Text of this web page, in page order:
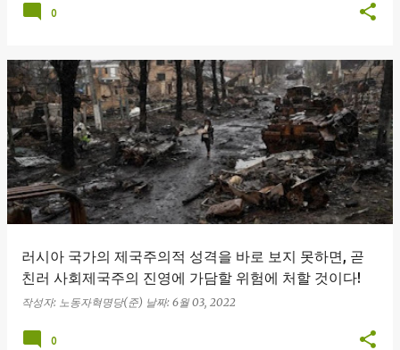
0
러시아 국가의 제국주의적 성격을 바로 보지 못하면, 곧
친러 사회제국주의 진영에 가담할 위험에 처할 것이다!
작성자: 노동자혁명당(준) 날짜: 6월 03, 2022
0